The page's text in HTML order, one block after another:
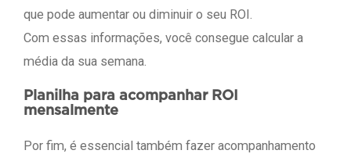
que pode aumentar ou diminuir o seu ROI.
Com essas informações, você consegue calcular a
média da sua semana.
Planilha para acompanhar ROI
mensalmente
Por fim, é essencial também fazer acompanhamento